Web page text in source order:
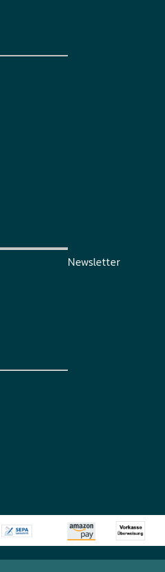
Newsletter